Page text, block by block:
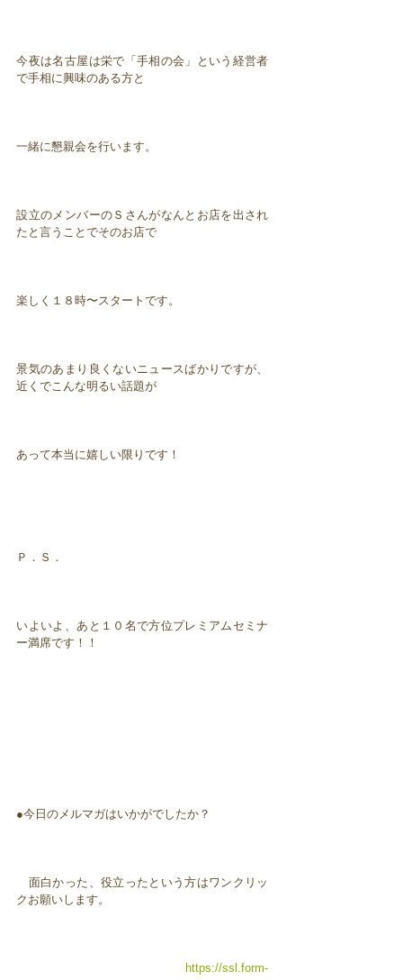
今夜は名古屋は栄で「手相の会」という経営者
で手相に興味のある方と
一緒に懇親会を行います。
設立のメンバーのＳさんがなんとお店を出され
たと言うことでそのお店で
楽しく１８時〜スタートです。
景気のあまり良くないニュースばかりですが、
近くでこんな明るい話題が
あって本当に嬉しい限りです！
Ｐ．Ｓ．
いよいよ、あと１０名で方位プレミアムセミナ
ー満席です！！
●今日のメルマガはいかがでしたか？
面白かった、役立ったという方はワンクリッ
クお願いします。
https://ssl.form-